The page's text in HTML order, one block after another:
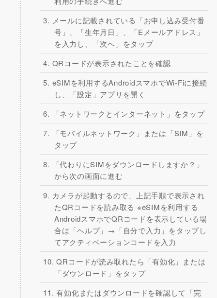
メールに記載されている「お申し込み受付番
号」、「生年月日」、「Eメールアドレス」
を入力し、「次へ」をタップ
QRコードが表示されたことを確認
eSIMを利用するAndroidスマホでWi-Fiに接続
し、「設定」アプリを開く
「ネットワークとインターネット」をタップ
「モバイルネットワーク」または「SIM」を
タップ
「代わりにSIMをダウンロードしますか？」
から次の画面に進む
カメラが起動するので、上記手順で表示され
たQRコードを読み取る ※eSIMを利用する
AndroidスマホでQRコードを表示している場
合は「ヘルプ」→「自分で入力」をタップし
てアクティベーションコードを入力
QRコードが読み取れたら「有効化」または
「ダウンロード」をタップ
有効化またはダウンロードを確認して「完